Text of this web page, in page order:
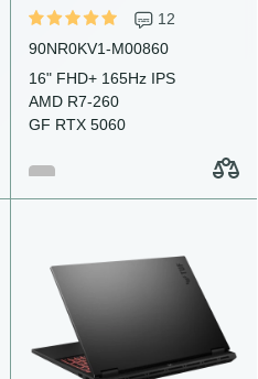
12
90NR0KV1-M00860
16" FHD+ 165Hz IPS
AMD R7-260
GF RTX 5060